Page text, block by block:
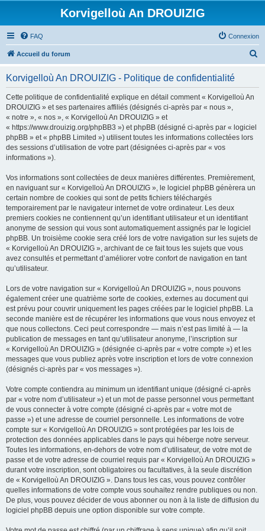
Korvigelloù An DROUIZIG
FAQ Connexion
Accueil du forum
Korvigelloù An DROUIZIG - Politique de confidentialité
Cette politique de confidentialité explique en détail comment « Korvigelloù An
DROUIZIG » et ses partenaires affiliés (désignés ci-après par « nous »,
« notre », « nos », « Korvigelloù An DROUIZIG » et
« https://www.drouizig.org/phpBB3 ») et phpBB (désigné ci-après par « logiciel
phpBB » et « phpBB Limited ») utilisent toutes les informations collectées lors
des sessions d’utilisation de votre part (désignées ci-après par « vos
informations »).
Vos informations sont collectées de deux manières différentes. Premièrement,
en naviguant sur « Korvigelloù An DROUIZIG », le logiciel phpBB génèrera un
certain nombre de cookies qui sont de petits fichiers téléchargés
temporairement par le navigateur internet de votre ordinateur. Les deux
premiers cookies ne contiennent qu’un identifiant utilisateur et un identifiant
anonyme de session qui vous sont automatiquement assignés par le logiciel
phpBB. Un troisième cookie sera créé lors de votre navigation sur les sujets de
« Korvigelloù An DROUIZIG », archivant de ce fait tous les sujets que vous
avez consultés et permettant d’améliorer votre confort de navigation en tant
qu’utilisateur.
Lors de votre navigation sur « Korvigelloù An DROUIZIG », nous pouvons
également créer une quatrième sorte de cookies, externes au document qui
est prévu pour couvrir uniquement les pages créées par le logiciel phpBB. La
seconde manière est de récupérer les informations que vous nous envoyez et
que nous collectons. Ceci peut correspondre — mais n’est pas limité à — la
publication de messages en tant qu’utilisateur anonyme, l’inscription sur
« Korvigelloù An DROUIZIG » (désignée ci-après par « votre compte ») et les
messages que vous publiez après votre inscription et lors de votre connexion
(désignés ci-après par « vos messages »).
Votre compte contiendra au minimum un identifiant unique (désigné ci-après
par « votre nom d’utilisateur ») et un mot de passe personnel vous permettant
de vous connecter à votre compte (désigné ci-après par « votre mot de
passe ») et une adresse de courriel personnelle. Les informations de votre
compte sur « Korvigelloù An DROUIZIG » sont protégées par les lois de
protection des données applicables dans le pays qui héberge notre serveur.
Toutes les informations, en-dehors de votre nom d’utilisateur, de votre mot de
passe et de votre adresse de courriel requis par « Korvigelloù An DROUIZIG »
durant votre inscription, sont obligatoires ou facultatives, à la seule discrétion
de « Korvigelloù An DROUIZIG ». Dans tous les cas, vous pouvez contrôler
quelles informations de votre compte vous souhaitez rendre publiques ou non.
De plus, vous pouvez décider de vous abonner ou non à la liste de diffusion du
logiciel phpBB depuis une option disponible sur votre compte.